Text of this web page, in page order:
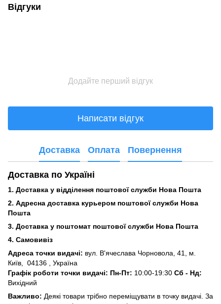
Відгуки
Додайте перший відгук
Написати відгук
Доставка Оплата Повернення
Доставка по Україні
1. Доставка у відділення поштової служби Нова Пошта
2. Адресна доставка курьером поштової служби Нова
Пошта
3. Доставка у поштомат поштової служби Нова Пошта
4. Самовивіз
Адреса точки видачі: вул. В'ячеслава Чорновола, 41, м.
Київ,
04136 , Україна
Графік роботи точки видачі: Пн-Пт: 10:00-19:30 Сб - Нд:
Вихідний
Важливо: Деякі товари трібно переміщувати в точку видачі. За